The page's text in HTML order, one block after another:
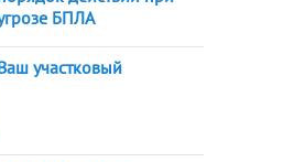
БПЛА
участковый